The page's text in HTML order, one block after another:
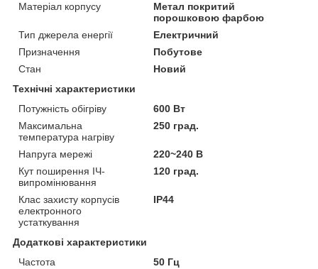
Матеріал корпусу
Метал покритий
порошковою фарбою
Тип джерела енергії
Електричний
Призначення
Побутове
Стан
Новий
Технічні характеристики
Потужність обігріву
600 Вт
Максимальна
температура нагріву
250 град.
Напруга мережі
220~240 В
Кут поширення ІЧ-
випромінювання
120 град.
Клас захисту корпусів
електронного
устаткування
IP44
Додаткові характеристики
Частота
50 Гц